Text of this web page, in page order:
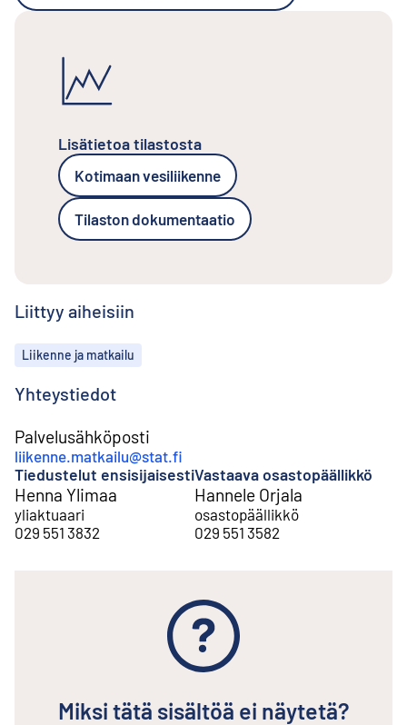
Lisätietoa tilastosta
Kotimaan vesiliikenne
Tilaston dokumentaatio
Liittyy aiheisiin
Aiheet
Liikenne ja matkailu
Yhteystiedot
Palvelusähköposti
liikenne.matkailu@stat.fi
Tiedustelut ensisijaisesti
Henna Ylimaa
yliaktuaari
029 551 3832
Vastaava osastopäällikkö
Hannele Orjala
osastopäällikkö
029 551 3582
Miksi tätä sisältöä ei näytetä?